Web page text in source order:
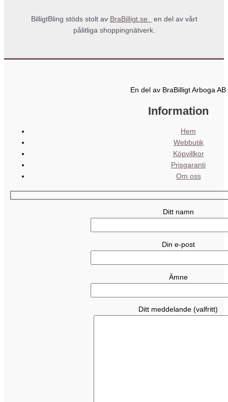
BilligtBling stöds stolt av BraBilligt.se
en del av vårt
pålitliga shoppingnätverk.
En del av BraBilligt Arboga AB
Information
Hem
Webbutik
Köpvillkor
Prisgaranti
Om oss
Ditt namn
Din e-post
Ämne
Ditt meddelande (valfritt)